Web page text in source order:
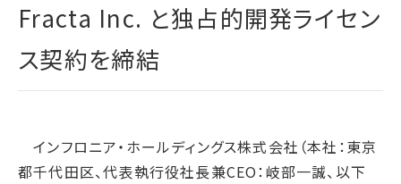
B.LEAGUE応援サイト
キャレたんと探究学習
IRカレンダー
お問い合わせ
イニシアチブへの賛同・
加盟/評価・認定
環境
気候変動
循環経済
腐敗防止ポリシー
情報セキュリティ方針
サイトポリシー
ディスクロージャーポリシー
JP / EN
用語集
Fracta Inc. と独占的開発ライセン
ス契約を締結
インフロニア・ホールディングス株式会社（本社：東京
都千代田区、代表執行役社長兼CEO：岐部一誠、以下